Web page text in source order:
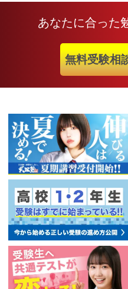
あなたに合った
無料受験相